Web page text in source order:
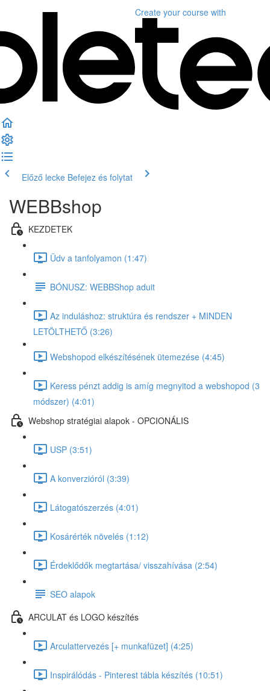
Create your course with
Előző lecke Befejez és folytat
WEBBshop
KEZDETEK
Üdv a tanfolyamon (1:47)
BÓNUSZ: WEBBShop aduit
Az induláshoz: struktúra és rendszer + MINDEN
LETÖLTHETŐ (3:26)
Webshopod elkészítésének ütemezése (4:45)
Keress pénzt addig is amíg megnyitod a webshopod (3
módszer) (4:01)
Webshop stratégiai alapok - OPCIONÁLIS
USP (3:51)
A konverzióról (3:39)
Látogatószerzés (4:01)
Kosárérték növelés (1:12)
Érdeklődők megtartása/ visszahívása (2:54)
SEO alapok
ARCULAT és LOGO készítés
Arculattervezés [+ munkafüzet] (4:25)
Inspirálódás - Pinterest tábla készítés (10:51)